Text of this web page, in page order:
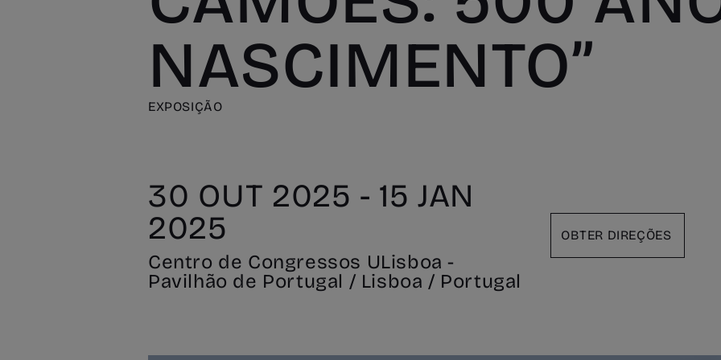
NASCIMENTO”
EXPOSIÇÃO
30 OUT 2025 - 15 JAN
2025
Centro de Congressos ULisboa -
Pavilhão de Portugal / Lisboa / Portugal
OBTER DIREÇÕES